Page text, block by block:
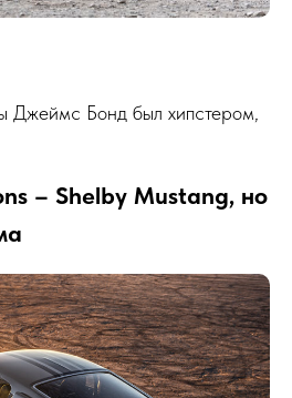
Джеймс Бонд был хипстером,
– Shelby Mustang, но